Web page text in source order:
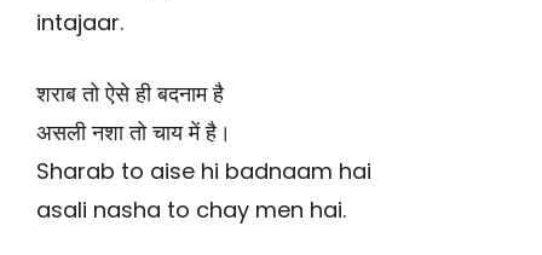
intajaar.
शराब तो ऐसे ही बदनाम है
असली नशा तो चाय में है।
Sharab to aise hi badnaam hai
asali nasha to chay men hai.